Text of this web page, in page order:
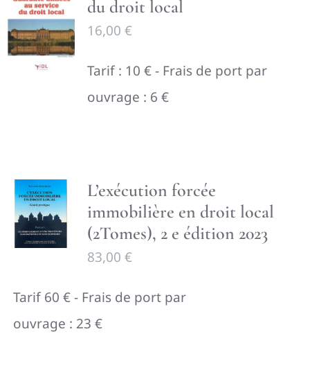
du droit local
16,00 €
Tarif : 10 € - Frais de port par
ouvrage : 6 €
L’exécution forcée
immobilière en droit local
(2Tomes), 2 e édition 2023
83,00 €
Tarif 60 € - Frais de port par
ouvrage : 23 €